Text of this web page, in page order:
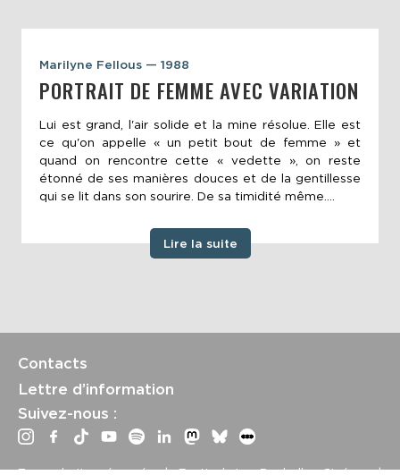
Marilyne Fellous — 1988
PORTRAIT DE FEMME AVEC VARIATION
Lui est grand, l'air solide et la mine résolue. Elle est
ce qu'on appelle « un petit bout de femme » et
quand on rencontre cette « vedette », on reste
étonné de ses manières douces et de la gentillesse
qui se lit dans son sourire. De sa timidité même....
Lire la suite
Contacts
Lettre d’information
Suivez-nous :